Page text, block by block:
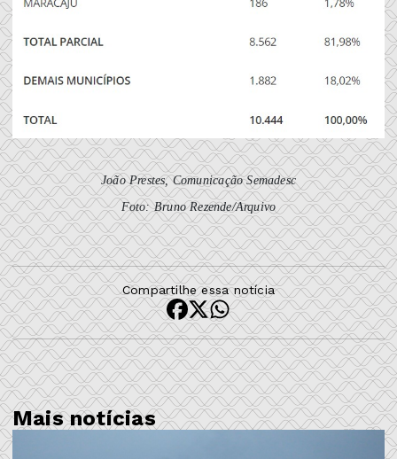
João Prestes, Comunicação Semadesc
Foto: Bruno Rezende/Arquivo
Compartilhe essa notícia
Mais notícias